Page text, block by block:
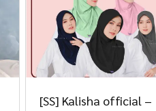
[SS] Kalisha official –